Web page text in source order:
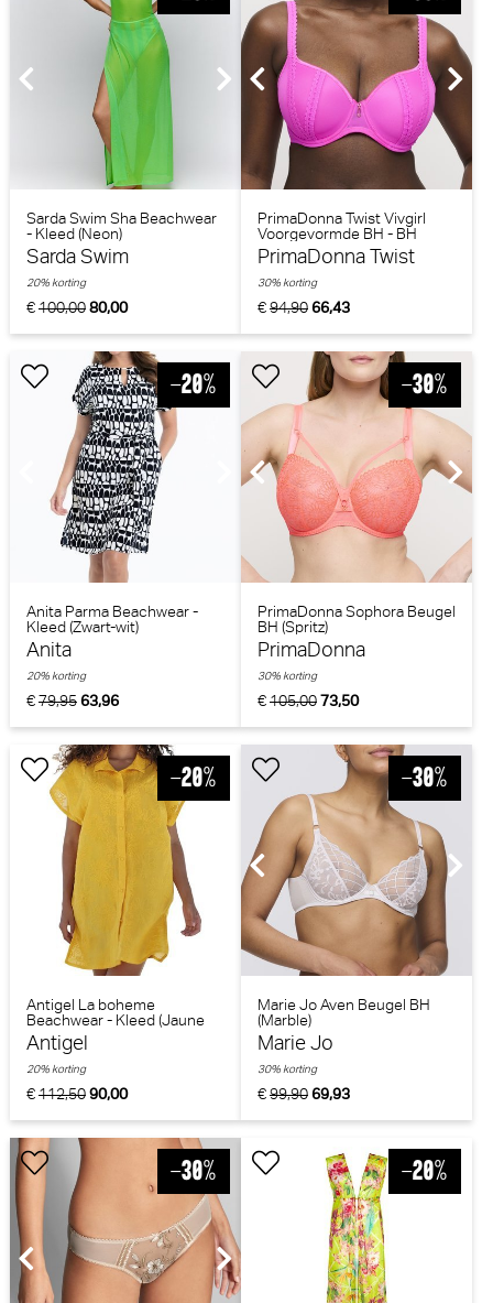
Sarda Swim Sha Beachwear
- Kleed (Neon)
Sarda Swim
€100,0080,00
20% korting
PrimaDonna Twist Vivgirl
Voorgevormde BH - BH
Hartvorm (Cactus Flower)
PrimaDonna Twist
€94,9066,43
30% korting
Anita Parma Beachwear -
Kleed (Zwart-wit)
Anita
€79,9563,96
20% korting
PrimaDonna Sophora Beugel
BH (Spritz)
PrimaDonna
€105,0073,50
30% korting
Antigel La boheme
Beachwear - Kleed (Jaune
Paille)
Antigel
€112,5090,00
20% korting
Marie Jo Aven Beugel BH
(Marble)
Marie Jo
€99,9069,93
30% korting